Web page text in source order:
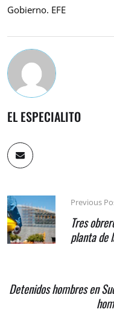
Gobierno. EFE
EL ESPECIALITO
Previous
Tres
planta de
Detenidos hombres en